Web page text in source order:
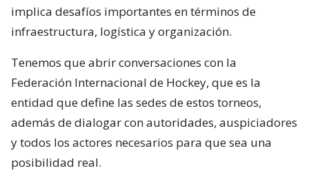
implica desafíos importantes en términos de
infraestructura, logística y organización.
Tenemos que abrir conversaciones con la
Federación Internacional de Hockey, que es la
entidad que define las sedes de estos torneos,
además de dialogar con autoridades, auspiciadores
y todos los actores necesarios para que sea una
posibilidad real.